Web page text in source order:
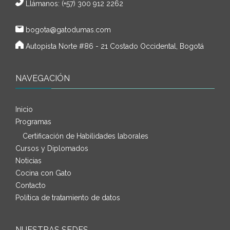
Llámanos: (+57) 300 912 2262
bogota@gatodumas.com
Autopista Norte #86 - 21 Costado Occidental, Bogotá
NAVEGACIÓN
Inicio
Programas
Certificación de Habilidades laborales
Cursos y Diplomados
Noticias
Cocina con Gato
Contacto
Política de tratamiento de datos